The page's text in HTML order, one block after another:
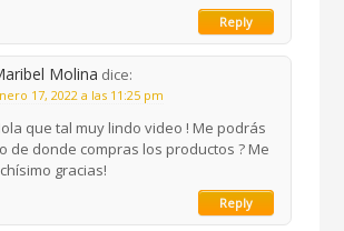
Reply
Molina dice:
17, 2022 a las 11:25 pm
que tal muy lindo video ! Me podrás
de donde compras los productos ? Me
gracias!
Reply